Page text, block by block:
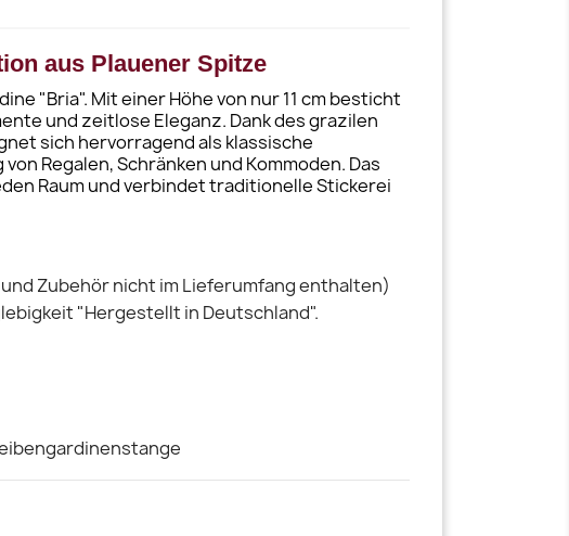
aus Plauener Spitze
"Bria". Mit einer Höhe von nur 11 cm besticht
und zeitlose Eleganz. Dank des grazilen
sich hervorragend als klassische
Regalen, Schränken und Kommoden. Das
Raum und verbindet traditionelle Stickerei
Zubehör nicht im Lieferumfang enthalten)
"Hergestellt in Deutschland".